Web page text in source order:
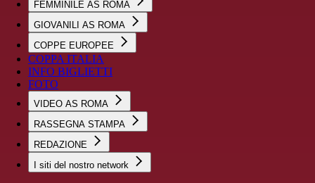
FEMMINILE AS ROMA
GIOVANILI AS ROMA
COPPE EUROPEE
COPPA ITALIA
INFO BIGLIETTI
FOTO
VIDEO AS ROMA
RASSEGNA STAMPA
REDAZIONE
I siti del nostro network